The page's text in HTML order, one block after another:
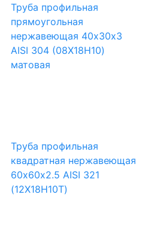
Труба профильная
прямоугольная
нержавеющая 40х30х3
AISI 304 (08Х18Н10)
матовая
Труба профильная
квадратная нержавеющая
60х60х2.5 AISI 321
(12Х18Н10Т)